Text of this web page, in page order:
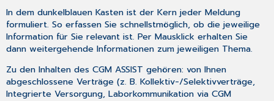
In dem dunkelblauen Kasten ist der Kern jeder Meldung
formuliert. So erfassen Sie schnellstmöglich, ob die jeweilige
Information für Sie relevant ist. Per Mausklick erhalten Sie
dann weitergehende Informationen zum jeweiligen Thema.
Zu den Inhalten des CGM ASSIST gehören: von Ihnen
abgeschlossene Verträge (z. B. Kollektiv-/Selektivverträge,
Integrierte Versorgung, Laborkommunikation via CGM